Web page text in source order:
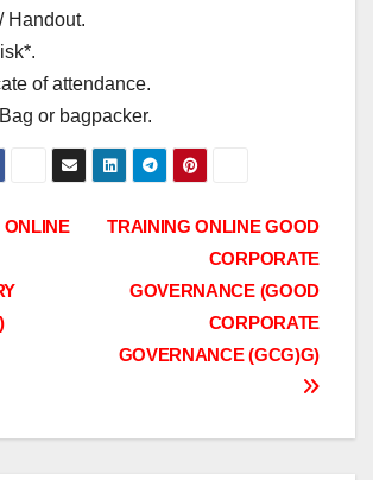
Handout.
of attendance.
or bagpacker.
TRAINING ONLINE GOOD
CORPORATE
GOVERNANCE (GOOD
CORPORATE
GOVERNANCE (GCG)G)